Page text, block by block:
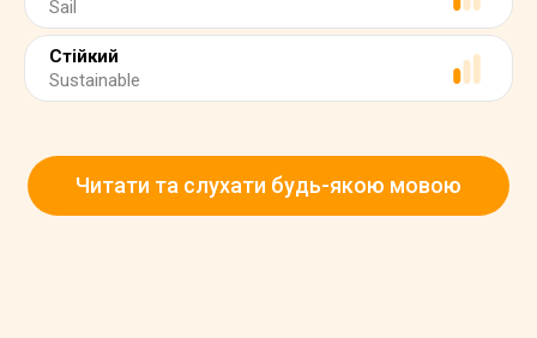
Sail
Стійкий
Sustainable
Читати та слухати будь-якою мовою